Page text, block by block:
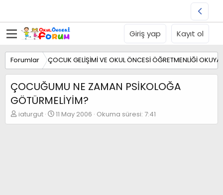
Giriş yap Kayıt ol
Forumlar ÇOCUK GELİŞİMİ VE OKUL ÖNCESİ ÖĞRETMENLİĞİ
ÇOCUĞUMU NE ZAMAN PSİKOLOĞA
GÖTÜRMELİYİM?
K
o
iaturgut
B
a
11 May 2006 Okuma süresi: 7:41